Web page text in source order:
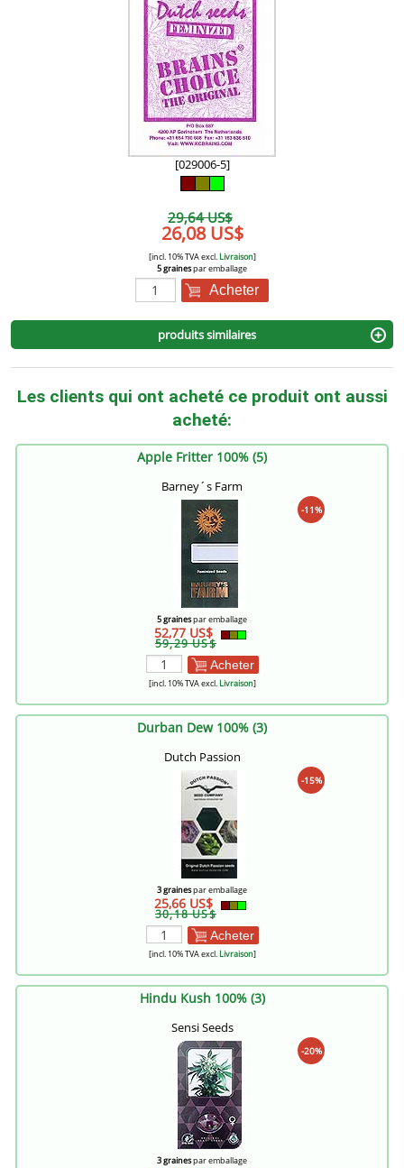
[029006-5]
29,64 US$
26,08 US$
[incl. 10% TVA excl. Livraison]
5 grainespar emballage
Acheter
produits similaires
Les clients qui ont acheté ce produit ont aussi
acheté:
Apple Fritter 100% (5)
Barney´s Farm
-11%
5 grainespar emballage
52,77 US$
59,29 US$
Acheter
[incl. 10% TVA excl.Livraison]
Durban Dew 100% (3)
Dutch Passion
-15%
3 grainespar emballage
25,66 US$
30,18 US$
Acheter
[incl. 10% TVA excl.Livraison]
Hindu Kush 100% (3)
Sensi Seeds
-20%
3 grainespar emballage